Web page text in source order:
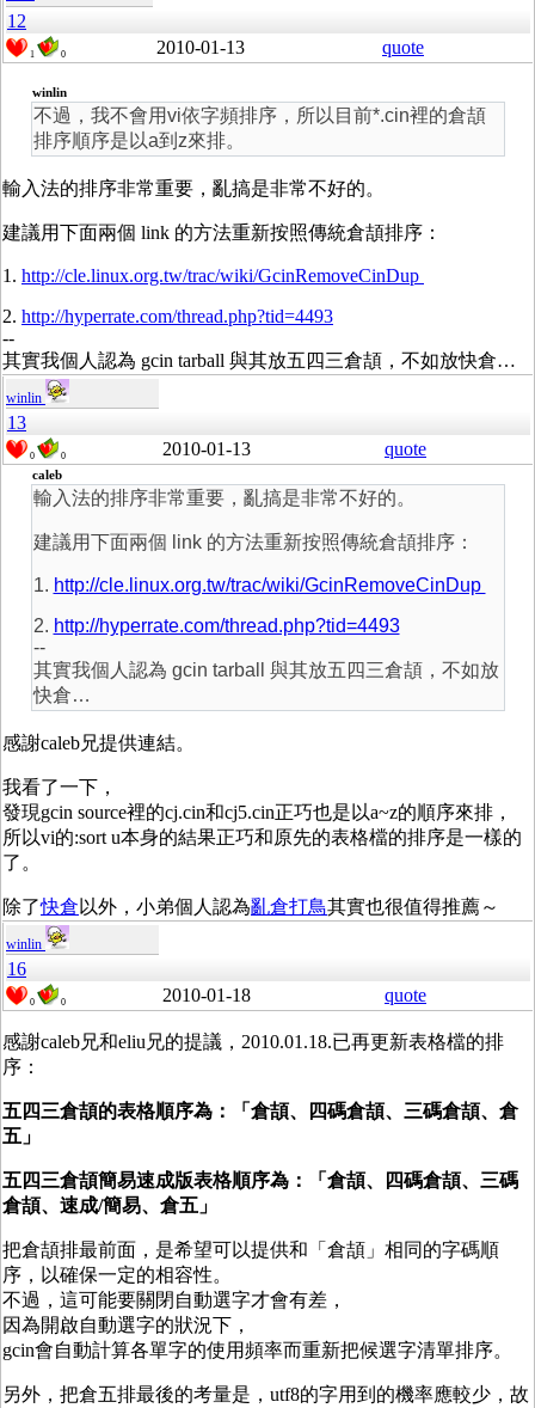
12
1 0 2010-01-13 quote
winlin
不過，我不會用vi依字頻排序，所以目前*.cin裡的倉頡
排序順序是以a到z來排。
輸入法的排序非常重要，亂搞是非常不好的。
建議用下面兩個 link 的方法重新按照傳統倉頡排序：
1. http://cle.linux.org.tw/trac/wiki/GcinRemoveCinDup
2. http://hyperrate.com/thread.php?tid=4493
--
其實我個人認為 gcin tarball 與其放五四三倉頡，不如放快倉…
winlin
13
0 0 2010-01-13 quote
caleb
輸入法的排序非常重要，亂搞是非常不好的。
建議用下面兩個 link 的方法重新按照傳統倉頡排序：
1. http://cle.linux.org.tw/trac/wiki/GcinRemoveCinDup
2. http://hyperrate.com/thread.php?tid=4493
--
其實我個人認為 gcin tarball 與其放五四三倉頡，不如放
快倉…
感謝caleb兄提供連結。
我看了一下，
發現gcin source裡的cj.cin和cj5.cin正巧也是以a~z的順序來排，
所以vi的:sort u本身的結果正巧和原先的表格檔的排序是一樣的
了。
除了快倉以外，小弟個人認為亂倉打鳥其實也很值得推薦～
winlin
16
0 0 2010-01-18 quote
感謝caleb兄和eliu兄的提議，2010.01.18.已再更新表格檔的排
序：
五四三倉頡的表格順序為：「倉頡、四碼倉頡、三碼倉頡、倉
五 」
五四三倉頡簡易速成版表格順序為 ：「倉頡、四碼倉頡、三碼
倉頡、速成/簡易、倉五 」
把倉頡排最前面，是希望可以提供和「倉頡」相同的字碼順
序，以確保一定的相容性。
不過，這可能要關閉自動選字才會有差，
因為開啟自動選字的狀況下，
gcin會自動計算各單字的使用頻率而重新把候選字清單排序。
另外，把倉五排最後的考量是，utf8的字用到的機率應較少，故